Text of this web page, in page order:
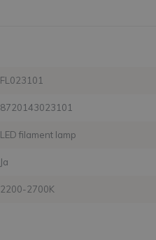
FL023101
8720143023101
LED filament lamp
Ja
2200-2700K